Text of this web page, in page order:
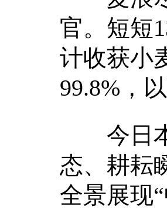
官。短短
计收获小
99.8%，
今日本
态、耕耘
全景展现